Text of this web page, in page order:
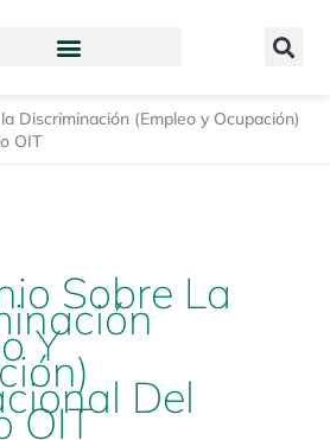
Discriminación (Empleo y Ocupación)
OIT
Sobre La
Y
Del
OIT